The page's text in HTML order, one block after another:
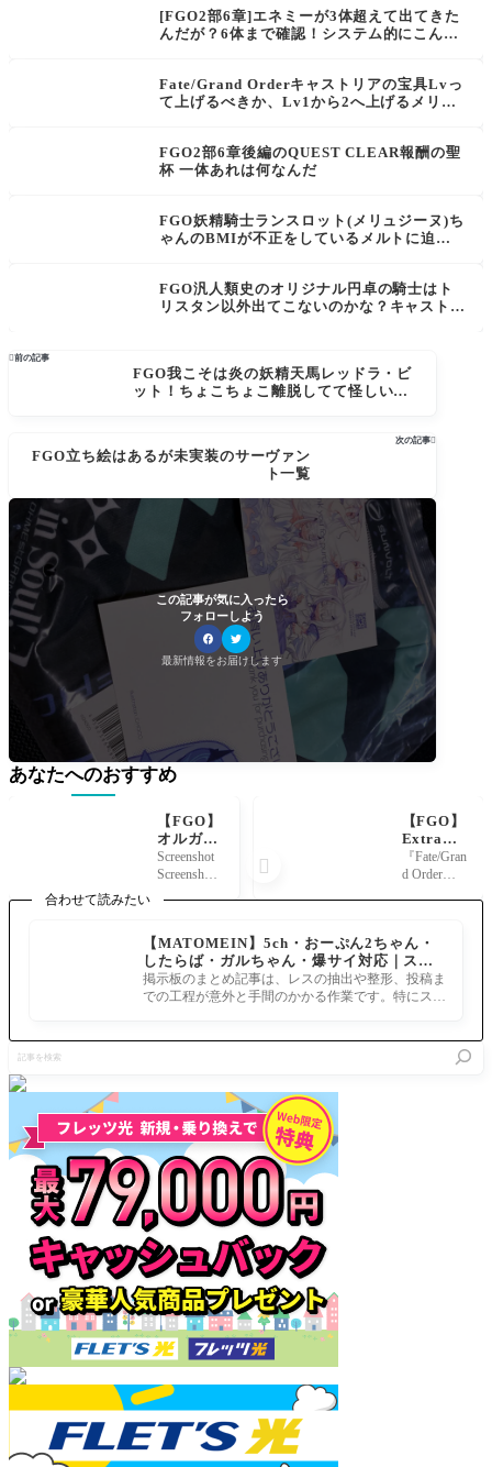
[FGO2部6章]エネミーが3体超えて出てきた
んだが？6体まで確認！システム的にこんな
Fate/Grand Orderキャストリアの宝具Lvっ
て上げるべきか、Lv1から2へ上げるメリッ
FGO2部6章後編のQUEST CLEAR報酬の聖
杯 一体あれは何なんだ
FGO妖精騎士ランスロット(メリュジーヌ)ち
ゃんのBMIが不正をしているメルトに迫り
FGO汎人類史のオリジナル円卓の騎士はト
リスタン以外出てこないのかな？キャストリ
前の記事
FGO我こそは炎の妖精天馬レッドラ・ビ
ット！ちょこちょこ離脱してて怪しい。
次の記事
FGO立ち絵はあるが未実装のサーヴァン
ト一覧
この記事が気に入ったら
フォローしよう
最新情報をお届けします
合わせて読みたい
【MATOMEIN】5ch・おーぷん2ちゃん・
したらば・ガルちゃん・爆サイ対応｜スマ
ホでまとめ記事を作れるアプリ FGOのまと
め記事ができるまで
掲示板のまとめ記事は、レスの抽出や整形、投稿ま
での工程が意外と手間のかかる作業です。特にスマ
を
検
あなたへのおすすめ
【FGO】
オルガマ
リークエ
スト2ど
ッヂスキ
ルで大分
遊びやす
くなって
Screenshot
Screenshot
【FGO】
Extraピ
ックアッ
プ終了後
しさにマ
スター驚
き！また
帰ってく
『Fate/Gran
d Order』
クアップ
召喚が終
了し、ガ
チャ画面
